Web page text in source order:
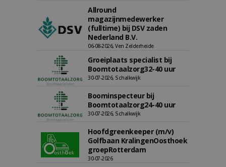
Allround
magazijnmedewerker
(fulltime) bij DSV zaden
Nederland B.V.
06-08-2026, Ven Zelderheide
Groeiplaats specialist bij
Boomtotaalzorg32-40 uur
30-07-2026, Schalkwijk
Boominspecteur bij
Boomtotaalzorg24-40 uur
30-07-2026, Schalkwijk
Hoofdgreenkeeper (m/v)
Golfbaan KralingenOosthoek
groepRotterdam
30-07-2026